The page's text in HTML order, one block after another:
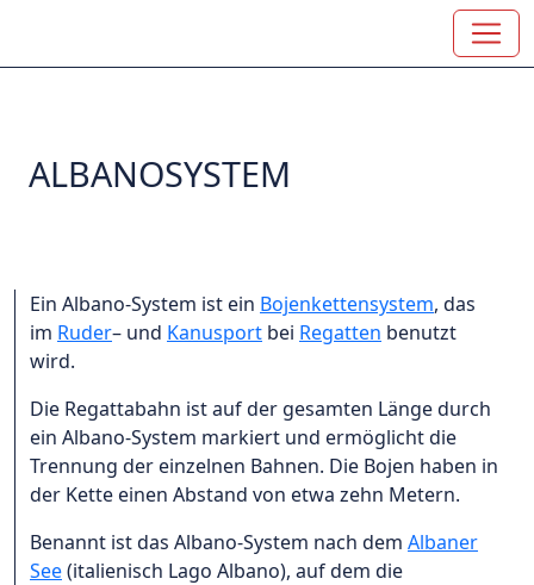
ALBANOSYSTEM
Ein Albano-System ist ein Bojenkettensystem, das
im Ruder– und Kanusport bei Regatten benutzt
wird.
Die Regattabahn ist auf der gesamten Länge durch
ein Albano-System markiert und ermöglicht die
Trennung der einzelnen Bahnen. Die Bojen haben in
der Kette einen Abstand von etwa zehn Metern.
Benannt ist das Albano-System nach dem Albaner
See(italienisch Lago Albano), auf dem die